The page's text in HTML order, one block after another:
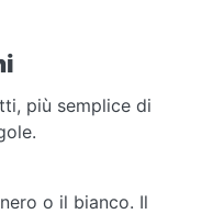
più semplice di
o il bianco. Il